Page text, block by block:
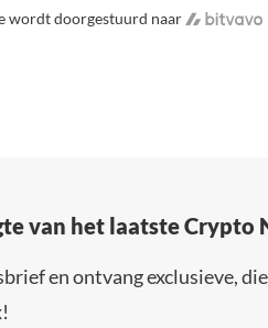
wordt doorgestuurd naar
van het laatste Crypto
en ontvang exclusieve,